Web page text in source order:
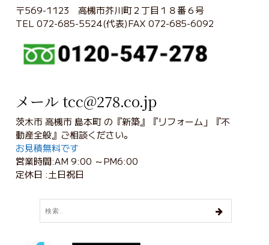
〒569-1123 高槻市芥川町２丁目１８番６号
TEL 072-685-5524(代表)FAX 072-685-6092
メール tcc@278.co.jp
茨木市 高槻市 島本町 の『新築』『リフォーム」『不
動産全般』ご相談ください。
お見積無料です
営業時間:AM 9:00 ～PM6:00
定休日 :土日祝日